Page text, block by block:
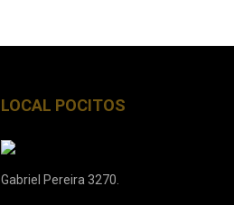
LOCAL POCITOS
Gabriel Pereira 3270.